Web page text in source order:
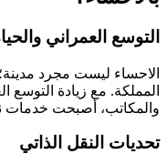
التوسع العمراني
الاحساء ليست مجرد
المملكة. مع زيادة
والمكاتب، أصبحت خدمات
تحديات النقل الذاتي